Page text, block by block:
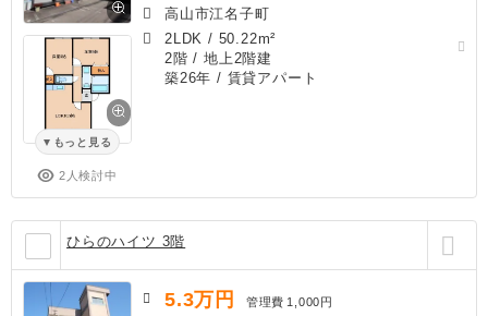
もっと見る
2人検討中
高山市江名子町
2LDK / 50.22m²
2階 / 地上2階建
築26年 / 賃貸アパート
ひらのハイツ 3階
5.3万円 管理費 1,000円